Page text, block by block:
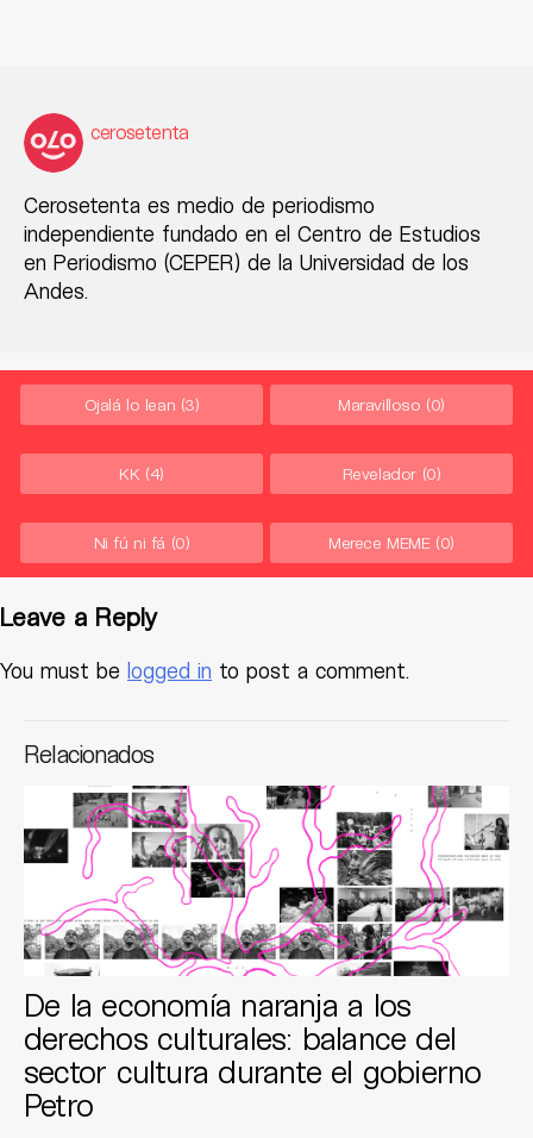
cerosetenta
Cerosetenta es medio de periodismo
independiente fundado en el Centro de Estudios
en Periodismo (CEPER) de la Universidad de los
Andes.
Ojalá lo lean (3) Maravilloso (0)
KK (4) Revelador (0)
Ni fú ni fá (0) Merece MEME (0)
Leave a Reply
You must be logged in to post a comment.
Relacionados
De la economía naranja a los
derechos culturales: balance del
sector cultura durante el gobierno
Petro